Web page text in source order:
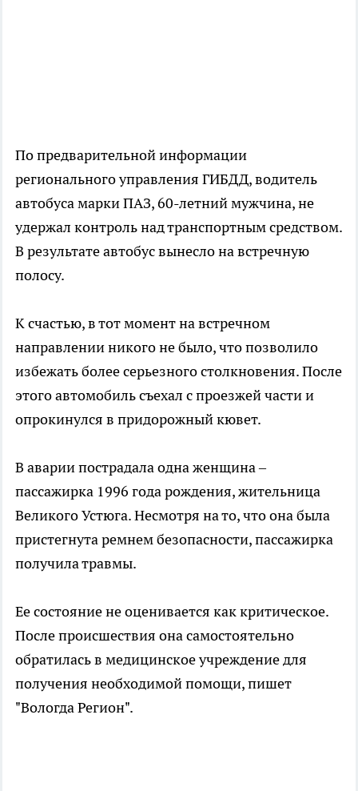
По предварительной информации
регионального управления ГИБДД, водитель
автобуса марки ПАЗ, 60-летний мужчина, не
удержал контроль над транспортным средством.
В результате автобус вынесло на встречную
полосу.
К счастью, в тот момент на встречном
направлении никого не было, что позволило
избежать более серьезного столкновения. После
этого автомобиль съехал с проезжей части и
опрокинулся в придорожный кювет.
В аварии пострадала одна женщина –
пассажирка 1996 года рождения, жительница
Великого Устюга. Несмотря на то, что она была
пристегнута ремнем безопасности, пассажирка
получила травмы.
Ее состояние не оценивается как критическое.
После происшествия она самостоятельно
обратилась в медицинское учреждение для
получения необходимой помощи, пишет
"Вологда Регион".